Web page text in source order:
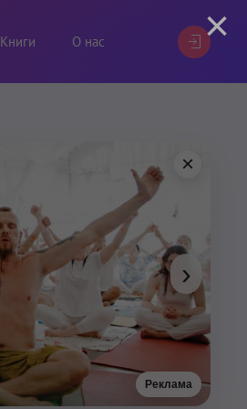
Книги О нас
Реклама
×
›
×